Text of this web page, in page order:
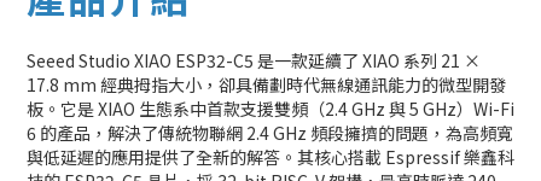
Seeed Studio XIAO ESP32-C5 是一款延續了 XIAO 系列 21 ×
17.8 mm 經典拇指大小，卻具備劃時代無線通訊能力的微型開發
板。它是 XIAO 生態系中首款支援雙頻（2.4 GHz 與 5 GHz）Wi-Fi
6 的產品，解決了傳統物聯網 2.4 GHz 頻段擁擠的問題，為高頻寬
與低延遲的應用提供了全新的解答。其核心搭載 Espressif 樂鑫科